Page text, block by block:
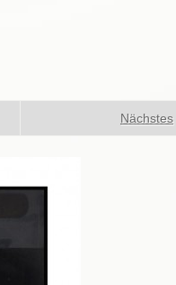
Nächstes